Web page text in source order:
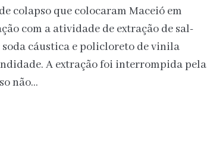
colapso que colocaram Maceió em
com a atividade de extração de sal-
cáustica e policloreto de vinila
A extração foi interrompida pela
não…